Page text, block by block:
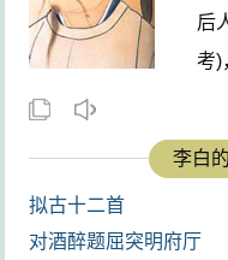
后
考)
篇
逝
李白
拟古十二首
对酒醉题屈突明府厅